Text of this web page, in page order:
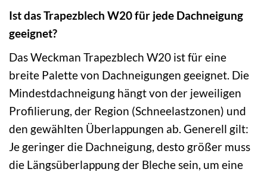
Ist das Trapezblech W20 für jede Dachneigung
geeignet?
Das Weckman Trapezblech W20 ist für eine
breite Palette von Dachneigungen geeignet. Die
Mindestdachneigung hängt von der jeweiligen
Profilierung, der Region (Schneelastzonen) und
den gewählten Überlappungen ab. Generell gilt:
Je geringer die Dachneigung, desto größer muss
die Längsüberlappung der Bleche sein, um eine